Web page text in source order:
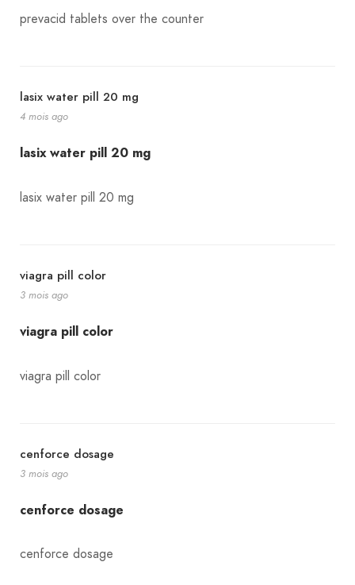
prevacid tablets over the counter
lasix water pill 20 mg
4 mois ago
lasix water pill 20 mg
lasix water pill 20 mg
viagra pill color
3 mois ago
viagra pill color
viagra pill color
cenforce dosage
3 mois ago
cenforce dosage
cenforce dosage